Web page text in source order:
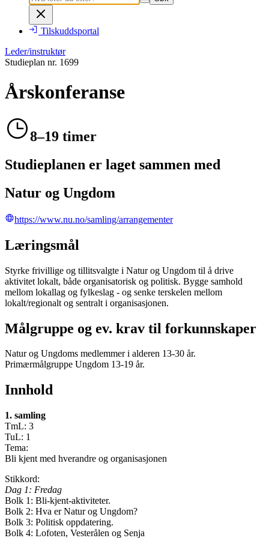
Tilskuddsportal
Leder/instruktør
Studieplan nr. 1699
Årskonferanse
8–19 timer
Studieplanen er laget sammen med
Natur og Ungdom
https://www.nu.no/samling/arrangementer
Læringsmål
Styrke frivillige og tillitsvalgte i Natur og Ungdom til å drive
aktivitet lokalt, både organisatorisk og politisk. Bygge samhold
mellom lokallag og fylkeslag - og senke terskelen mellom
lokalt/regionalt og sentralt i organisasjonen.
Målgruppe og ev. krav til forkunnskaper
Natur og Ungdoms medlemmer i alderen 13-30 år.
Primærmålgruppe Ungdom 13-19 år.
Innhold
1. samling
TmL: 3
TuL: 1
Tema:
Bli kjent med hverandre og organisasjonen
Stikkord:
Dag 1: Fredag
Bolk 1: Bli-kjent-aktiviteter.
Bolk 2: Hva er Natur og Ungdom?
Bolk 3: Politisk oppdatering.
Bolk 4: Lofoten, Vesterålen og Senja